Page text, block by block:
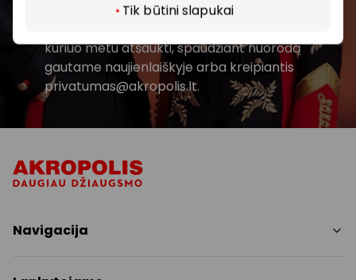
Tik būtini slapukai
GROUP, UAB Tavo el. pašto duomenis tvarkys
kuriuo metu atšaukti, spaudžiant nuorodą
gautame naujienlaiškyje arba kreipiantis
privatumas@akropolis.lt.
Navigacija